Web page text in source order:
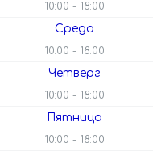
10:00 18:00
Среда
10:00 18:00
Четверг
10:00 18:00
Пятница
10:00 18:00